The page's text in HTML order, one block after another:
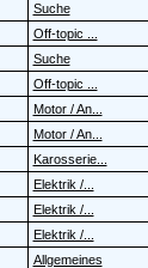
Suche
Off-topic ...
Suche
Off-topic ...
Motor / An...
Motor / An...
Karosserie...
Elektrik /...
Elektrik /...
Elektrik /...
Allgemeines